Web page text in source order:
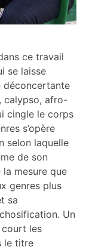
ce travail
se laisse
déconcertante
calypso, afro-
cingle le corps
s’opère
selon laquelle
de son
mesure que
genres plus
sa
Un
les
le titre